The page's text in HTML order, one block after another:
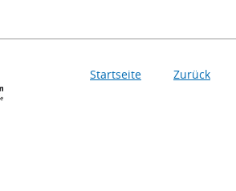
Startseite Zurück